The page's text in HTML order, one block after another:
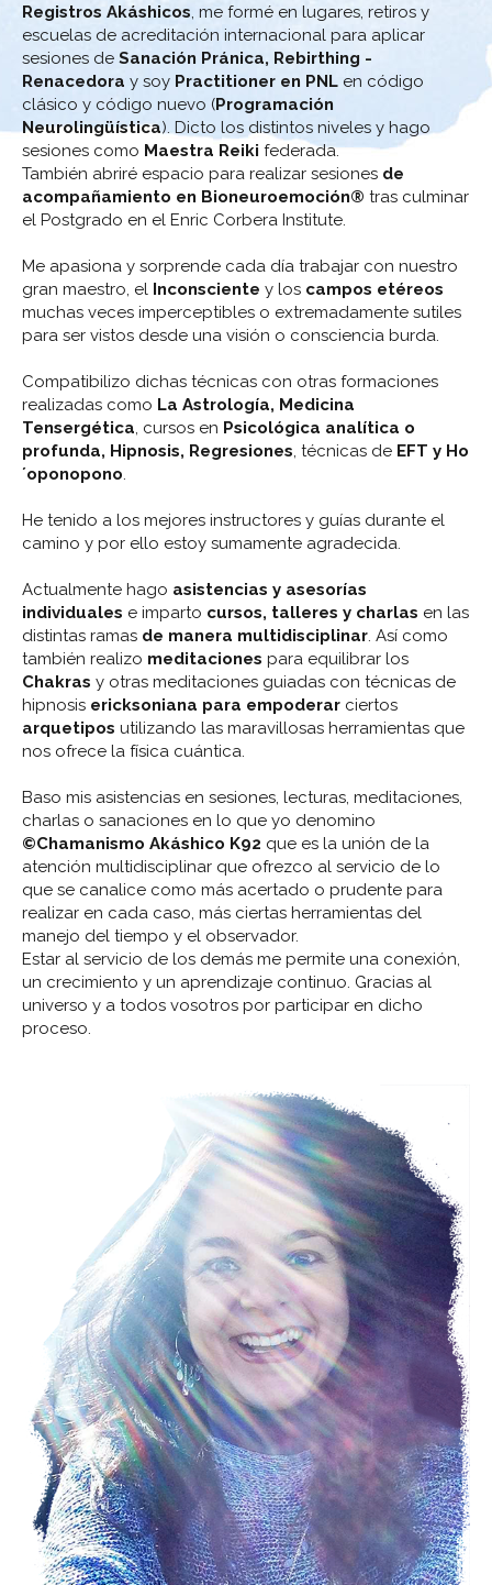
Registros Akáshicos, me formé en lugares, retiros y
escuelas de acreditación internacional para aplicar
sesiones de Sanación Pránica, Rebirthing -
Renacedora y soy Practitioner en PNL en código
clásico y código nuevo (Programación
Neurolingüística). Dicto los distintos niveles y hago
sesiones como Maestra Reiki federada.
También abriré espacio para realizar sesiones de
acompañamiento en Bioneuroemoción® tras culminar
el Postgrado en el Enric Corbera Institute.
Me apasiona y sorprende cada día trabajar con nuestro
gran maestro, el Inconsciente y los campos etéreos
muchas veces imperceptibles o extremadamente sutiles
para ser vistos desde una visión o consciencia burda.
Compatibilizo dichas técnicas con otras formaciones
realizadas como La Astrología, Medicina
Tensergética, cursos en Psicológica analítica o
profunda, Hipnosis, Regresiones, técnicas de EFT y Ho
´oponopono.
He tenido a los mejores instructores y guías durante el
camino y por ello estoy sumamente agradecida.
Actualmente hago asistencias y asesorías
individuales e imparto cursos, talleres y charlas en las
distintas ramas de manera multidisciplinar. Así como
también realizo meditaciones para equilibrar los
Chakras y otras meditaciones guiadas con técnicas de
hipnosis ericksoniana para empoderar ciertos
arquetipos utilizando las maravillosas herramientas que
nos ofrece la física cuántica.
Baso mis asistencias en sesiones, lecturas, meditaciones,
charlas o sanaciones en lo que yo denomino
©Chamanismo Akáshico K92 que es la unión de la
atención multidisciplinar que ofrezco al servicio de lo
que se canalice como más acertado o prudente para
realizar en cada caso, más ciertas herramientas del
manejo del tiempo y el observador.
Estar al servicio de los demás me permite una conexión,
un crecimiento y un aprendizaje continuo. Gracias al
universo y a todos vosotros por participar en dicho